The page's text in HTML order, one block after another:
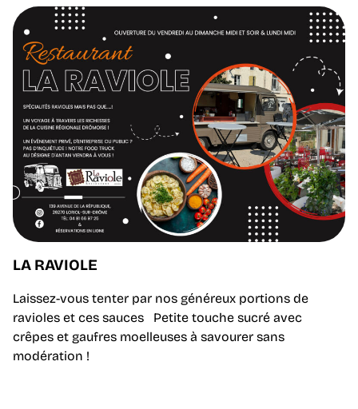
LA RAVIOLE
Laissez-vous tenter par nos généreux portions de
ravioles et ces sauces Petite touche sucré avec
crêpes et gaufres moelleuses à savourer sans
modération !